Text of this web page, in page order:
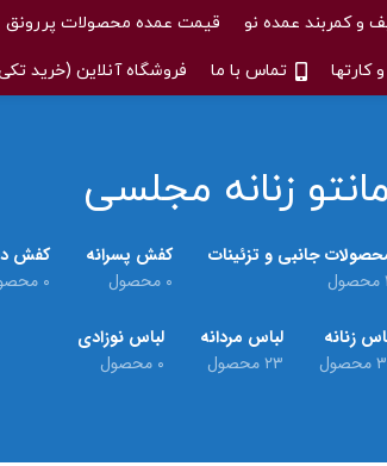
و کمربند عمده نو قیمت عمده محصولات پررونق
کارتها تماس با ما فروشگاه آنلاین (خرید
مانتو زنانه مجلسی
جانبی و تزئینات
کفش پسرانه
۰ محصول
کفش
۰ محصول
زنانه
لباس مردانه
۲۳ محصول
لباس نوزادی
۰ محصول